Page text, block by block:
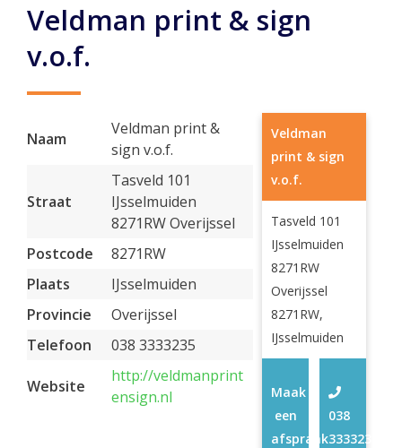
Veldman print & sign
v.o.f.
Naam
Veldman print &
sign v.o.f.
Straat
Tasveld 101
IJsselmuiden
8271RW Overijssel
Postcode
8271RW
Plaats
IJsselmuiden
Provincie
Overijssel
Telefoon
038 3333235
Website
http://veldmanprint
ensign.nl
Veldman
print & sign
v.o.f.
Tasveld 101
IJsselmuiden
8271RW
Overijssel
8271RW,
IJsselmuiden
038
3333235
Maak
een
afspraak